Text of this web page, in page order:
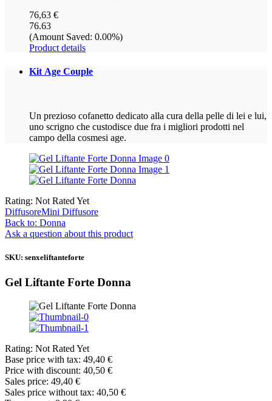
76,63 €
76.63
(Amount Saved: 0.00%)
Product details
Kit Age Couple
Un prezioso cofanetto dedicato alla cura della pelle di lei e lui,
uno scrigno che custodisce due fra i migliori prodotti nel
campo della cosmesi age.
Rating: Not Rated Yet
DiffusoreMini Diffusore
Back to: Donna
Ask a question about this product
SKU: senxeliftanteforte
Gel Liftante Forte Donna
Rating: Not Rated Yet
Base price with tax: 49,40 €
Price with discount: 40,50 €
Sales price: 49,40 €
Sales price without tax: 40,50 €